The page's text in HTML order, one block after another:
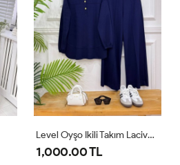
Level Oyşo Ikili Takım Lacivert
1,000.00 TL
Zeren